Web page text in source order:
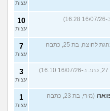
עצות
10
עצות
(נהגת לחוצה, בת 25, כתבה
7
עצות
3
עצות
(מירי, בת 23, כתבה
1
עצות